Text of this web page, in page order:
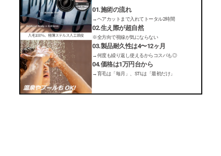
01.施術の流れ
→ヘアカットまで入れてトータル2時間
02.生え際が超自然
※全方向で視線が気にならない
03.製品耐久性は4〜12ヶ月
→何度も繰り返し使えるからコスパも◎
04.価格は1万円台から
→育毛は「毎月」、STLは「最初だけ」